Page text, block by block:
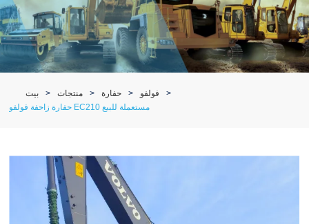
بيت منتجات حفارة
فولفو
حفارة زاحفة فولفو EC210 مستعملة للبيع